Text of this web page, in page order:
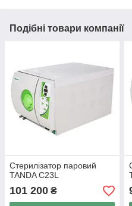
Подібні товари компанії
Стерилізатор паровий
TANDA C23L
101 200 ₴